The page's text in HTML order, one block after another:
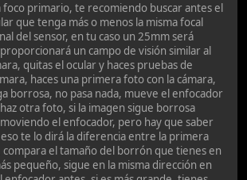
primario, te recomiendo buscar antes el
que tenga más o menos la misma focal
del sensor, en tu caso un 25mm será
un campo de visión similar al
quitas el ocular y haces pruebas de
haces una primera foto con la cámara,
borrosa, no pasa nada, mueve el enfocador
otra foto, si la imagen sigue borrosa
el enfocador, pero hay que saber
te lo dirá la diferencia entre la primera
el tamaño del borrón que tienes en
pequeño, sigue en la misma dirección en